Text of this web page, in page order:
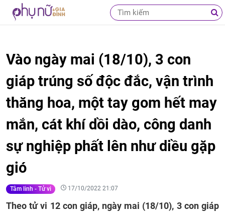
Vào ngày mai (18/10), 3 con
giáp trúng số độc đắc, vận trình
thăng hoa, một tay gom hết may
mắn, cát khí dồi dào, công danh
sự nghiệp phất lên như diều gặp
gió
Tâm linh - Tử vi 17/10/2022 21:07
Theo tử vi 12 con giáp, ngày mai (18/10), 3 con giáp